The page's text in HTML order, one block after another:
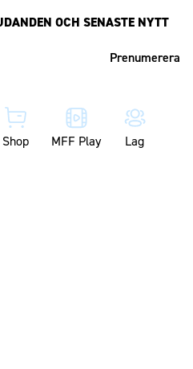
OCH SENASTE NYTT
Shop MFF Play Lag